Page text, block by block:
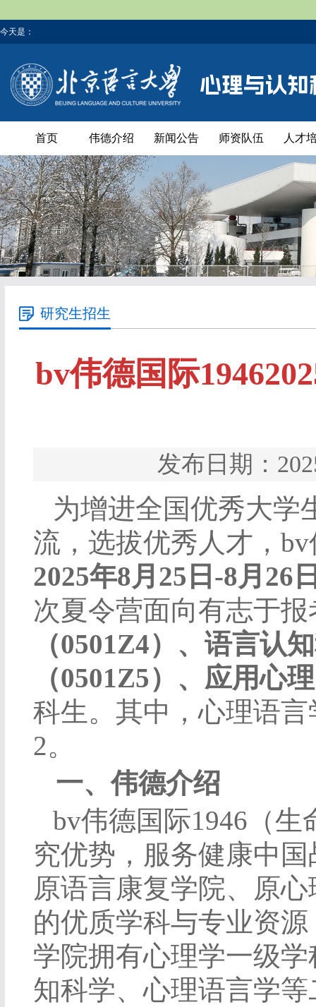
今天是：
首页 伟德介绍 新闻公告 师资队伍 人才
研究生招生
bv伟德国际
发布日期：
为增进全国优秀大学
流，选拔优秀人才，
2025年8月 25 日 -8月 26
次夏令营面向有志于报
（0501Z4）、语言认
（0501Z5）、 应用心理
科生。其中，心理语
2。
一、伟德介绍
bv伟德国际1946（
究优势，服务健康中
原语言康复学院、原
的优质学科与专业资
学院拥有心理学一级
知科学、心理语言学